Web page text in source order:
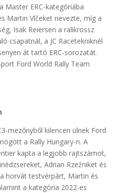
Master ERC-kategóriába
Martin Vlčeket nevezte, míg a
Isak Reiersen a ralikrossz
csapatnál, a JC Racetekniknél
át tartó ERC-sorozatát.
Ford World Rally Team
mezőnyből kilencen ülnek Ford
a Rally Hungary-n. A
kapta a legjobb rajtszámot,
Adrian Rzeźniket és
horvát testvérpárt, Martin és
a kategória 2022-es